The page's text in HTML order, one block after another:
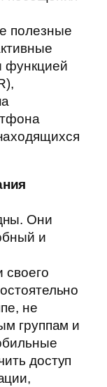
полезные
функцией
Они
и
своего
не
группам и
доступ